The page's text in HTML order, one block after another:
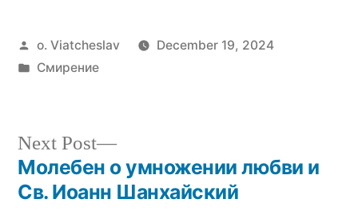
Posted
by
o. Viatcheslav
December 19, 2024
Posted
Смирение
Post
Next Post
Next
post:
Молебен о умножении любви и
Св. Иоанн Шанхайский